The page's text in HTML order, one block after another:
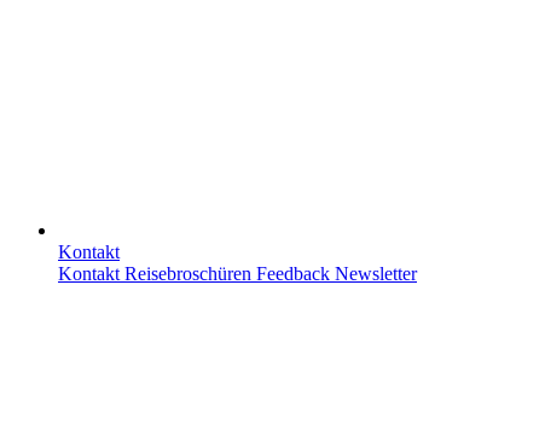
Kontakt
Kontakt Reisebroschüren Feedback Newsletter